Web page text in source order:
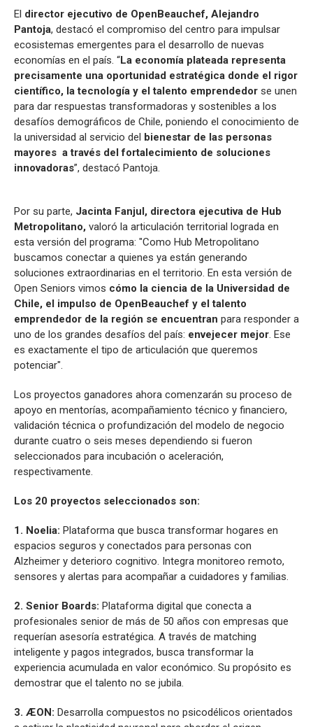
El director ejecutivo de OpenBeauchef, Alejandro
Pantoja, destacó el compromiso del centro para impulsar
ecosistemas emergentes para el desarrollo de nuevas
economías en el país. “La economía plateada representa
precisamente una oportunidad estratégica donde el rigor
científico, la tecnología y el talento emprendedor se unen
para dar respuestas transformadoras y sostenibles a los
desafíos demográficos de Chile, poniendo el conocimiento de
la universidad al servicio del bienestar de las personas
mayores a través del fortalecimiento de soluciones
innovadoras”, destacó Pantoja.
Por su parte, Jacinta Fanjul, directora ejecutiva de Hub
Metropolitano, valoró la articulación territorial lograda en
esta versión del programa: "Como Hub Metropolitano
buscamos conectar a quienes ya están generando
soluciones extraordinarias en el territorio. En esta versión de
Open Seniors vimos cómo la ciencia de la Universidad de
Chile, el impulso de OpenBeauchef y el talento
emprendedor de la región se encuentran para responder a
uno de los grandes desafíos del país: envejecer mejor. Ese
es exactamente el tipo de articulación que queremos
potenciar".
Los proyectos ganadores ahora comenzarán su proceso de
apoyo en mentorías, acompañamiento técnico y financiero,
validación técnica o profundización del modelo de negocio
durante cuatro o seis meses dependiendo si fueron
seleccionados para incubación o aceleración,
respectivamente.
Los 20 proyectos seleccionados son:
1. Noelia: Plataforma que busca transformar hogares en
espacios seguros y conectados para personas con
Alzheimer y deterioro cognitivo. Integra monitoreo remoto,
sensores y alertas para acompañar a cuidadores y familias.
2. Senior Boards: Plataforma digital que conecta a
profesionales senior de más de 50 años con empresas que
requerían asesoría estratégica. A través de matching
inteligente y pagos integrados, busca transformar la
experiencia acumulada en valor económico. Su propósito es
demostrar que el talento no se jubila.
3. ÆON: Desarrolla compuestos no psicodélicos orientados